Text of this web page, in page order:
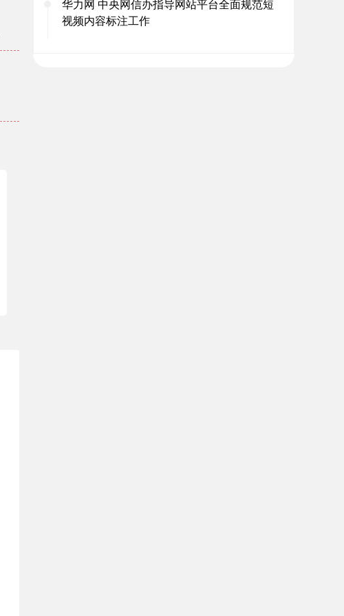
华力网 中央网信办指导网站平台全面规范短
视频内容标注工作